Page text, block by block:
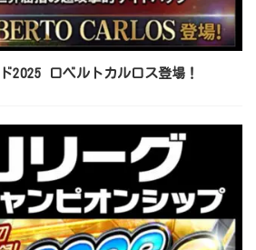
2025 ロベルトカルロス登場！